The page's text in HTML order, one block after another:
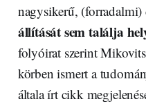
nagysikerű,
állítását sem találja
folyóirat szerint
körben ismert a
általa írt cikk